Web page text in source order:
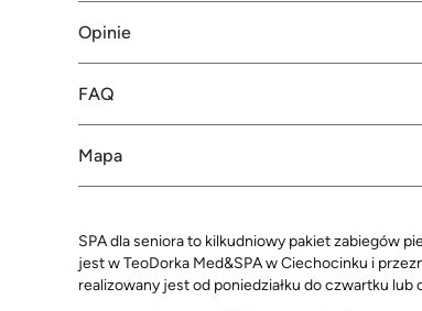
Opinie
FAQ
Mapa
SPA dla seniora to kilkudniowy pakiet zabiegów
jest w TeoDorka Med&SPA w Ciechocinku i
realizowany jest od poniedziałku do czwartku lub